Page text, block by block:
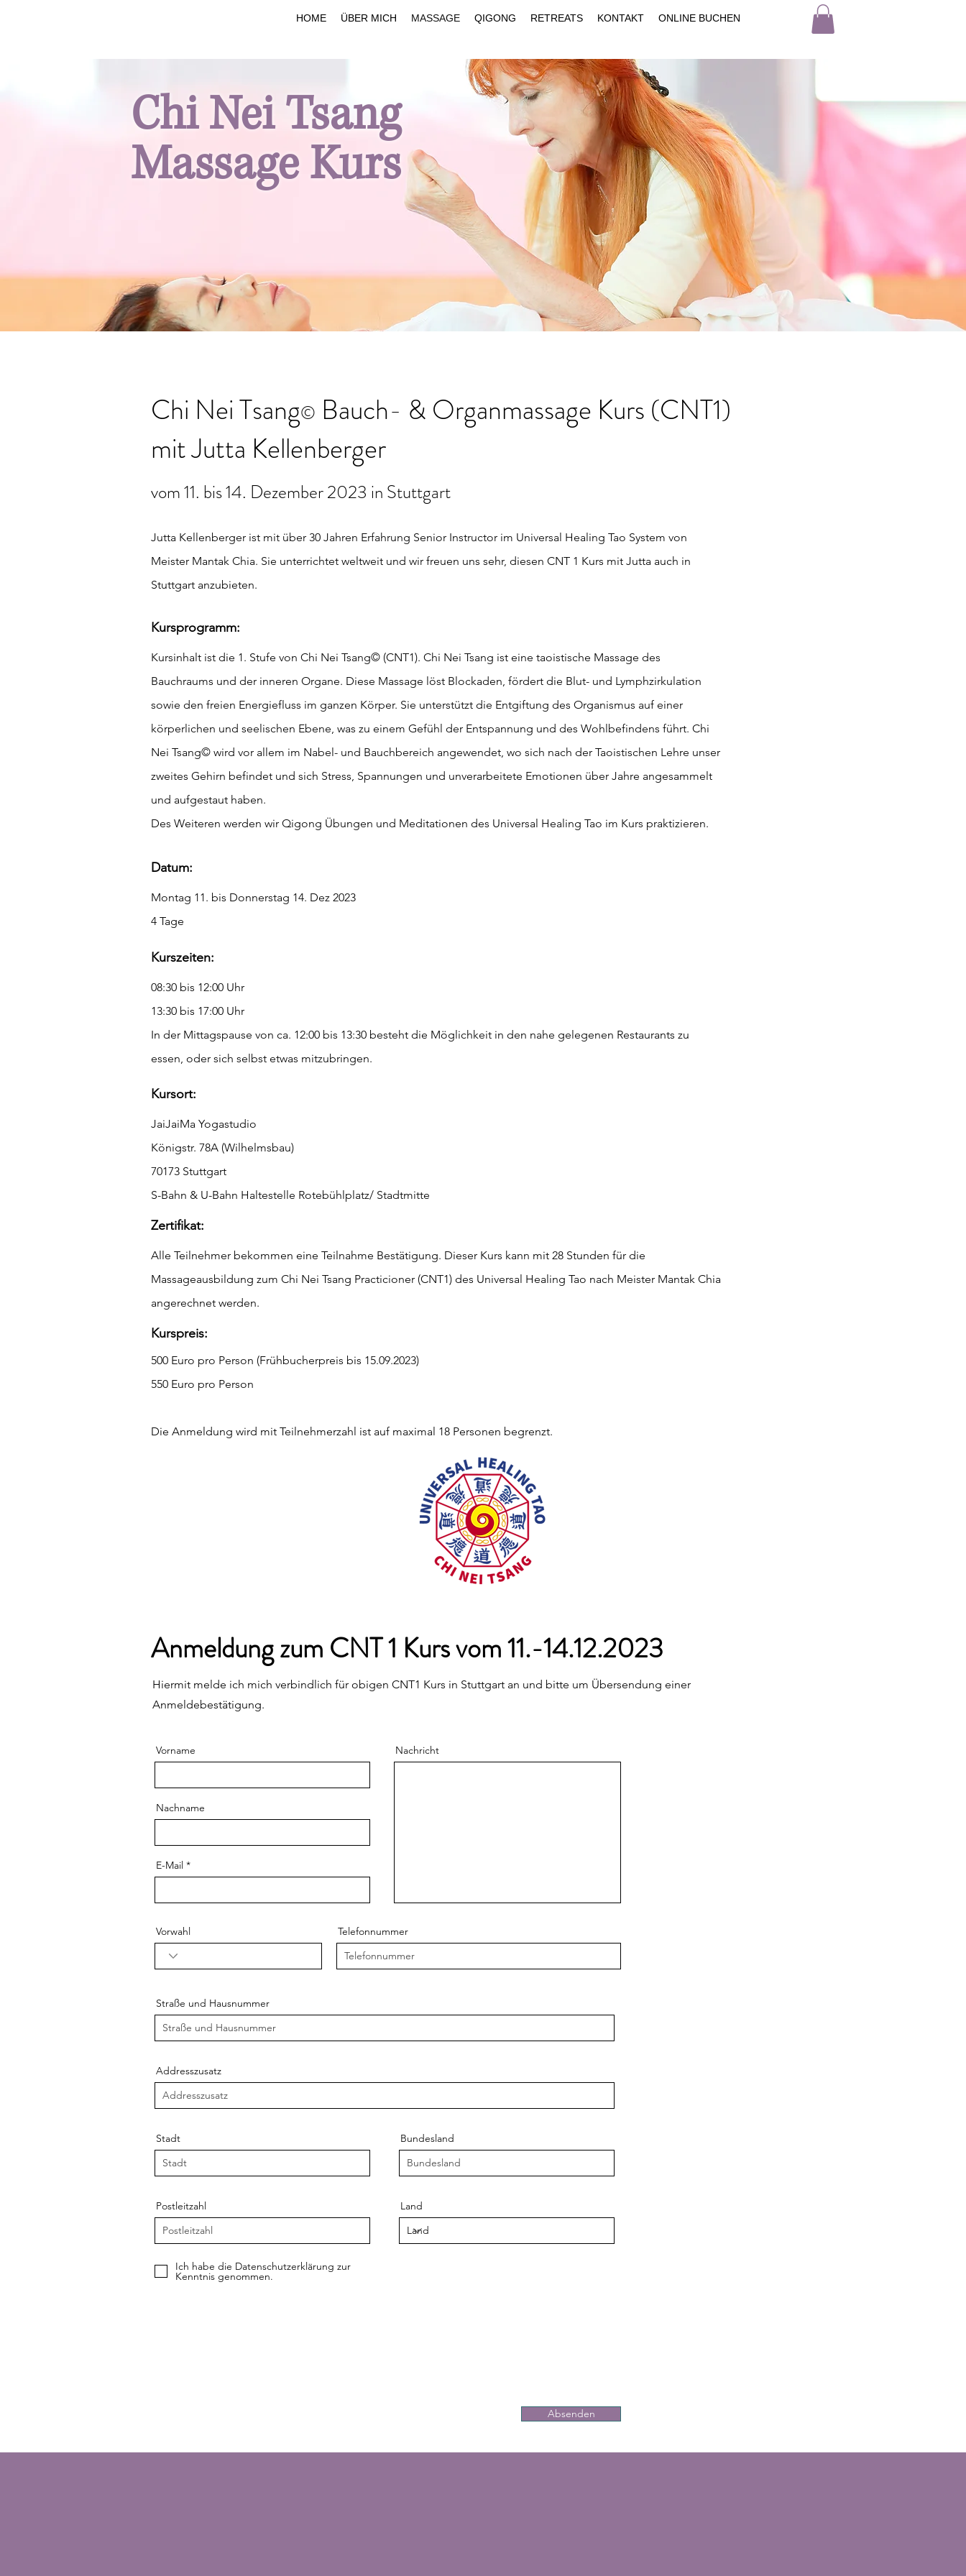
HOME ÜBER MICH MASSAGE QIGONG RETREATS KONTAKT ONLINE BUCHEN
Chi Nei Tsang
Massage Kurs
Chi Nei Tsang© Bauch- & Organmassage Kurs (CNT1)
mit Jutta Kellenberger
vom 11. bis 14. Dezember 2023 in Stuttgart
Jutta Kellenberger ist mit über 30 Jahren Erfahrung Senior Instructor im Universal Healing Tao System von
Meister Mantak Chia. Sie unterrichtet weltweit und wir freuen uns sehr, diesen CNT 1 Kurs mit Jutta auch in
Stuttgart anzubieten.
Kursprogramm:
Kursinhalt ist die 1. Stufe von Chi Nei Tsang© (CNT1). Chi Nei Tsang ist eine taoistische Massage des
Bauchraums und der inneren Organe. Diese Massage löst Blockaden, fördert die Blut- und Lymphzirkulation
sowie den freien Energiefluss im ganzen Körper. Sie unterstützt die Entgiftung des Organismus auf einer
körperlichen und seelischen Ebene, was zu einem Gefühl der Entspannung und des Wohlbefindens führt. Chi
Nei Tsang© wird vor allem im Nabel- und Bauchbereich angewendet, wo sich nach der Taoistischen Lehre unser
zweites Gehirn befindet und sich Stress, Spannungen und unverarbeitete Emotionen über Jahre angesammelt
und aufgestaut haben.
Des Weiteren werden wir Qigong Übungen und Meditationen des Universal Healing Tao im Kurs praktizieren.
Datum:
Montag 11. bis Donnerstag 14. Dez 2023
4 Tage
Kurszeiten:
08:30 bis 12:00 Uhr
13:30 bis 17:00 Uhr
In der Mittagspause von ca. 12:00 bis 13:30 besteht die Möglichkeit in den nahe gelegenen Restaurants zu
essen, oder sich selbst etwas mitzubringen.
Kursort:
JaiJaiMa Yogastudio
Königstr. 78A (Wilhelmsbau)
70173 Stuttgart
S-Bahn & U-Bahn Haltestelle Rotebühlplatz/ Stadtmitte
Zertifikat:
Alle Teilnehmer bekommen eine Teilnahme Bestätigung. Dieser Kurs kann mit 28 Stunden für die
Massageausbildung zum Chi Nei Tsang Practicioner (CNT1) des Universal Healing Tao nach Meister Mantak Chia
angerechnet werden.
Kurspreis:
500 Euro pro Person (Frühbucherpreis bis 15.09.2023)
550 Euro pro Person
Die Anmeldung wird mit Teilnehmerzahl ist auf maximal 18 Personen begrenzt.
Anmeldung zum CNT 1 Kurs vom 11.-14.12.2023
Hiermit melde ich mich verbindlich für obigen CNT1 Kurs in Stuttgart an und bitte um Übersendung einer
Anmeldebestätigung.
Vorname
Nachname
E-Mail
Nachricht
Vorwahl Telefonnummer
Straße und Hausnummer
Addresszusatz
Stadt Bundesland
Postleitzahl Land
Ich habe die Datenschutzerklärung zur
Kenntnis genommen.
Absenden